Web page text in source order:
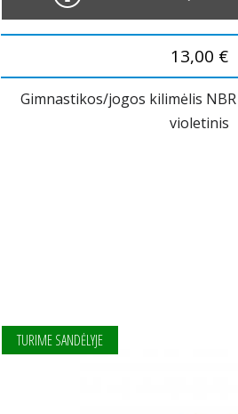
13,00 €
Gimnastikos/jogos kilimėlis NBR
violetinis
TURIME SANDĖLYJE